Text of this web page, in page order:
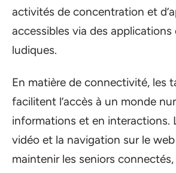
activités de concentration et
accessibles via des
ludiques.
En matière de connectivité, les
facilitent l’accès à un monde
informations et en interactions.
vidéo et la navigation sur le
maintenir les seniors connectés,